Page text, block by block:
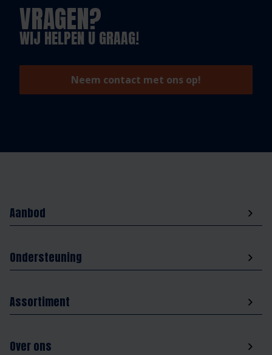
VRAGEN?
WIJ HELPEN U GRAAG!
Neem contact met ons op!
Aanbod
Ondersteuning
Assortiment
Over ons